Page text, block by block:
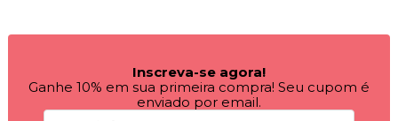
Inscreva-se agora!
Ganhe 10% em sua primeira compra! Seu cupom é
enviado por email.